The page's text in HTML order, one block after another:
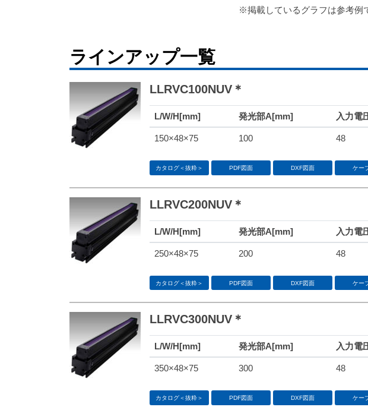
※掲載しているグラフは参考
ラインアップ一覧
LLRVC100NUV＊
L/W/H[mm] 発光部A[mm] 入力電
150×48×75 100 48
カタログ＜抜粋＞ PDF図面 DXF図面 ケー
LLRVC200NUV＊
L/W/H[mm] 発光部A[mm] 入力電
250×48×75 200 48
カタログ＜抜粋＞ PDF図面 DXF図面 ケー
LLRVC300NUV＊
L/W/H[mm] 発光部A[mm] 入力電
350×48×75 300 48
カタログ＜抜粋＞ PDF図面 DXF図面 ケー